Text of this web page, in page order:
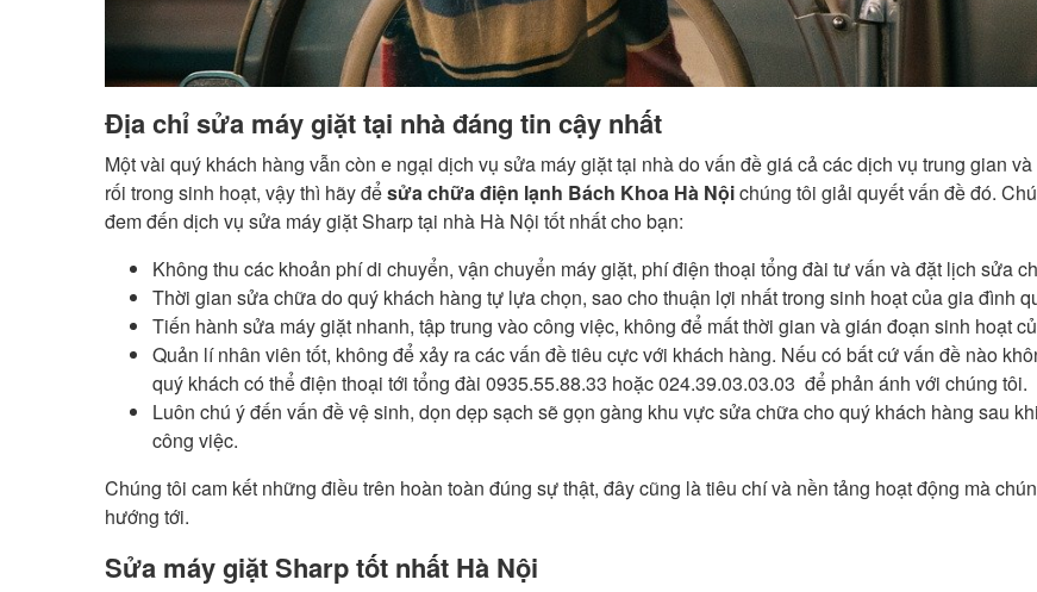
Địa chỉ sửa máy giặt tại nhà đáng tin cậy nhất
Một vài quý khách hàng vẫn còn e ngại dịch vụ sửa máy giặt tại nhà do vấn đề giá cả các dịch vụ trung gian
rối trong sinh hoạt, vậy thì hãy đểsửa chữa điện lạnh Bách Khoa Hà Nộichúng tôi giải quyết vấn đề đó.
đem đến dịch vụ sửa máy giặt Sharp tại nhà Hà Nội tốt nhất cho bạn:
Không thu các khoản phí di chuyển, vận chuyển máy giặt, phí điện thoại tổng đài tư vấn và đặt lịch sửa
Thời gian sửa chữa do quý khách hàng tự lựa chọn, sao cho thuận lợi nhất trong sinh hoạt của gia đình
Tiến hành sửa máy giặt nhanh, tập trung vào công việc, không để mất thời gian và gián đoạn sinh hoạt
Quản lí nhân viên tốt, không để xảy ra các vấn đề tiêu cực với khách hàng. Nếu có bất cứ vấn đề nào
quý khách có thể điện thoại tới tổng đài 0935.55.88.33 hoặc 024.39.03.03.03 để phản ánh với chúng tôi.
Luôn chú ý đến vấn đề vệ sinh, dọn dẹp sạch sẽ gọn gàng khu vực sửa chữa cho quý khách hàng sau
công việc.
Chúng tôi cam kết những điều trên hoàn toàn đúng sự thật, đây cũng là tiêu chí và nền tảng hoạt động mà
hướng tới.
Sửa máy giặt Sharp tốt nhất Hà Nội